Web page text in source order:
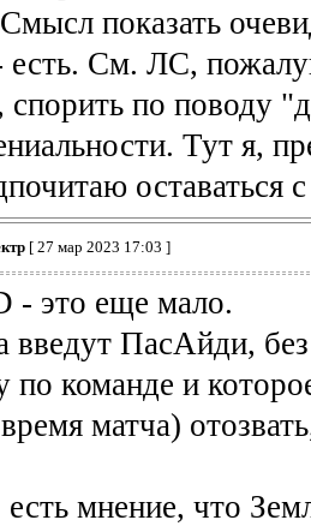
показать
есть. См. ЛС,
по поводу
Тут я,
оставаться
[ 27 мар 2023 17:03 ]
- это еще мало.
введут ПасАйди,
по команде и
матча)
есть мнение, что